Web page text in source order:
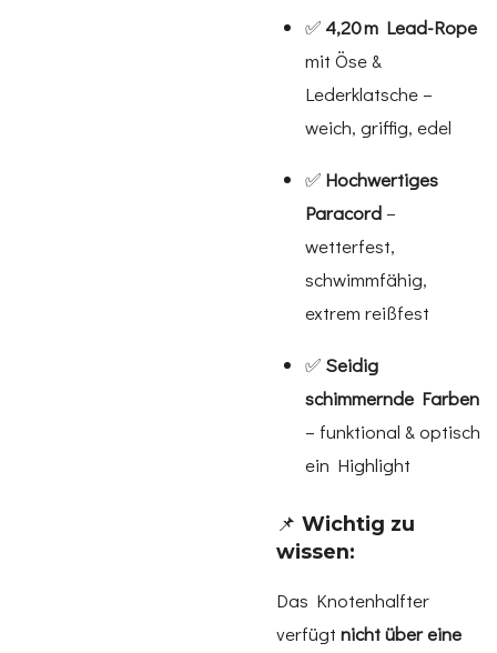
✅ 4,20 m Lead-Rope
mit Öse &
Lederklatsche –
weich, griffig, edel
✅ Hochwertiges
Paracord–
wetterfest,
schwimmfähig,
extrem reißfest
✅ Seidig
schimmernde Farben
– funktional & optisch
ein Highlight
📌 Wichtig zu
wissen:
Das Knotenhalfter
verfügt nicht über eine